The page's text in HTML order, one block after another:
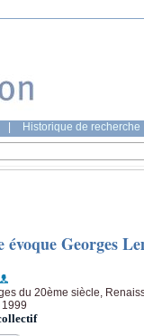
Historique de recherche
Georges
du 20ème siècle,